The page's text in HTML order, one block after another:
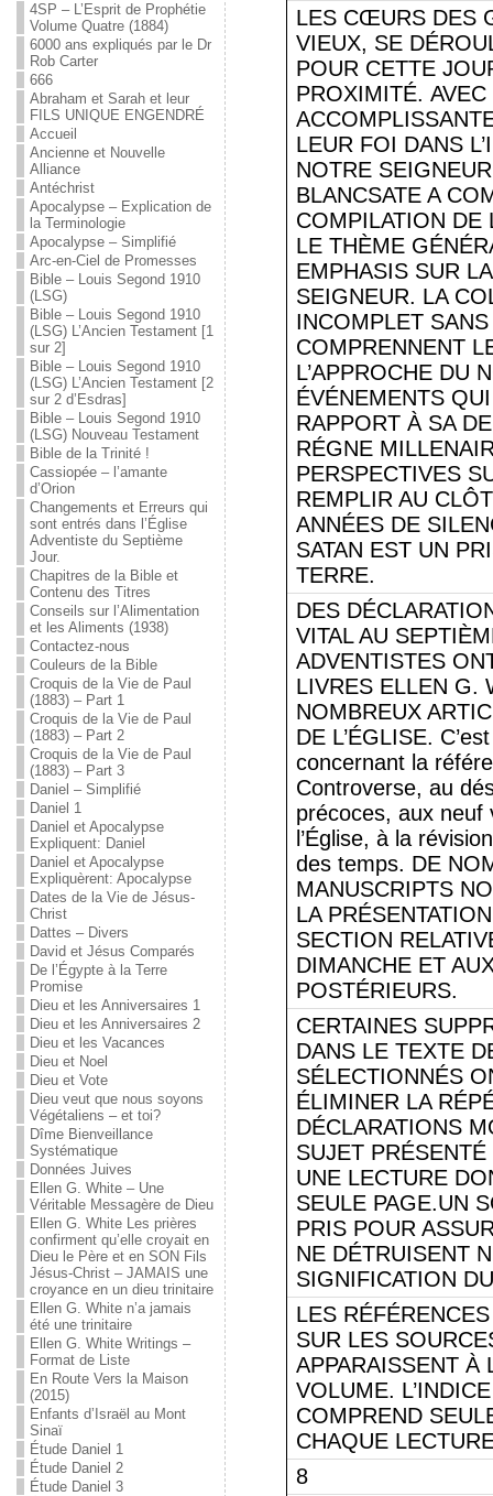
4SP – L’Esprit de Prophétie
Volume Quatre (1884)
6000 ans expliqués par le Dr
Rob Carter
666
Abraham et Sarah et leur
FILS UNIQUE ENGENDRÉ
Accueil
Ancienne et Nouvelle
Alliance
Antéchrist
Apocalypse – Explication de
la Terminologie
Apocalypse – Simplifié
Arc-en-Ciel de Promesses
Bible – Louis Segond 1910
(LSG)
Bible – Louis Segond 1910
(LSG) L’Ancien Testament [1
sur 2]
Bible – Louis Segond 1910
(LSG) L’Ancien Testament [2
sur 2 d’Esdras]
Bible – Louis Segond 1910
(LSG) Nouveau Testament
Bible de la Trinité !
Cassiopée – l’amante
d’Orion
Changements et Erreurs qui
sont entrés dans l’Église
Adventiste du Septième
Jour.
Chapitres de la Bible et
Contenu des Titres
Conseils sur l’Alimentation
et les Aliments (1938)
Contactez-nous
Couleurs de la Bible
Croquis de la Vie de Paul
(1883) – Part 1
Croquis de la Vie de Paul
(1883) – Part 2
Croquis de la Vie de Paul
(1883) – Part 3
Daniel – Simplifié
Daniel 1
Daniel et Apocalypse
Expliquent: Daniel
Daniel et Apocalypse
Expliquèrent: Apocalypse
Dates de la Vie de Jésus-
Christ
Dattes – Divers
David et Jésus Comparés
De l’Égypte à la Terre
Promise
Dieu et les Anniversaires 1
Dieu et les Anniversaires 2
Dieu et les Vacances
Dieu et Noel
Dieu et Vote
Dieu veut que nous soyons
Végétaliens – et toi?
Dîme Bienveillance
Systématique
Données Juives
Ellen G. White – Une
Véritable Messagère de Dieu
Ellen G. White Les prières
confirment qu’elle croyait en
Dieu le Père et en SON Fils
Jésus-Christ – JAMAIS une
croyance en un dieu trinitaire
Ellen G. White n’a jamais
été une trinitaire
Ellen G. White Writings –
Format de Liste
En Route Vers la Maison
(2015)
Enfants d’Israël au Mont
Sinaï
Étude Daniel 1
Étude Daniel 2
Étude Daniel 3
LES CŒURS DES
VIEUX, SE
POUR CETTE
PROXIMITÉ.
LEUR FOI DANS
NOTRE
BLANCSATE A
COMPILATION DE
LE THÈME
EMPHASIS SUR
SEIGNEUR. LA
INCOMPLET
COMPRENNENT
L’APPROCHE DU
ÉVÉNEMENTS
RAPPORT À SA
RÉGNE
PERSPECTIVES
REMPLIR AU
ANNÉES DE
SATAN EST UN
TERRE.
DES
VITAL AU
ADVENTISTES
LIVRES ELLEN G.
NOMBREUX
DE L’ÉGLISE.
concernant la
Controverse, au
précoces, aux neuf
l’Église, à la
des temps. DE
MANUSCRIPTS
LA
SECTION
DIMANCHE ET
POSTÉRIEURS.
CERTAINES
DANS LE TEXTE
SÉLECTIONNÉS
ÉLIMINER LA
DÉCLARATIONS
SUJET
UNE LECTURE
SEULE PAGE.UN
PRIS POUR
NE DÉTRUISENT
SIGNIFICATION
LES
SUR LES
APPARAISSENT À
VOLUME.
COMPREND
CHAQUE
8